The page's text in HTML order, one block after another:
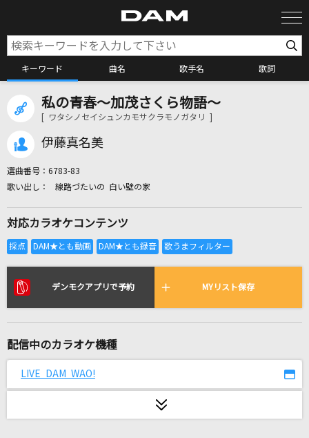
キーワード 曲名 歌手名 歌詞
カラオケ検索
全国りれき
リアルタイムで歌われている曲の一覧
melt bitter
ゆびきりレイン
私の青春～加茂さくら物語～
[ ワタシノセイシュンカモサクラモノガタリ ]
伊藤真名美
選曲番号： 6783-83
線路づたいの 白い壁の家
対応カラオケコンテンツ
デンモクアプリで予約 MYリスト保存
配信中のカラオケ機種
LIVE DAM WAO!